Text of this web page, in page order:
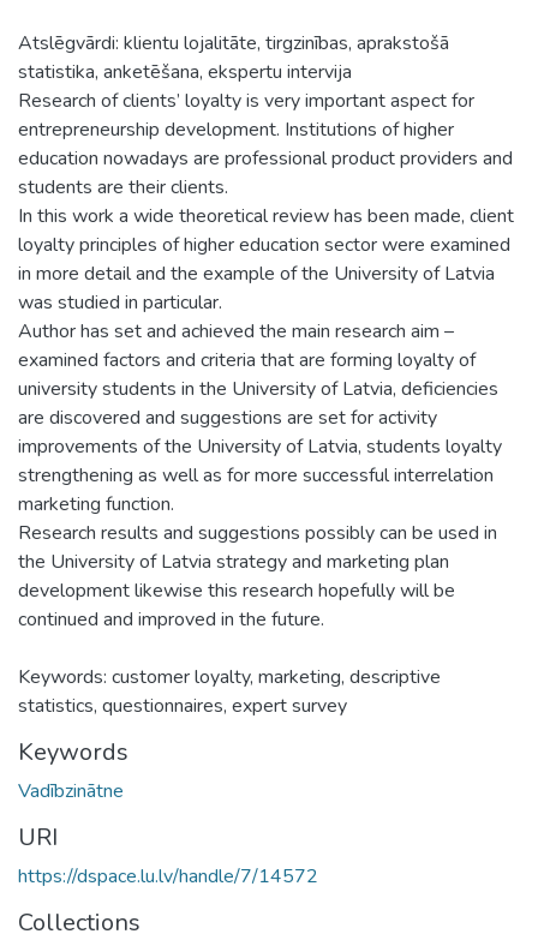
Atslēgvārdi: klientu lojalitāte, tirgzinības, aprakstošā
statistika, anketēšana, ekspertu intervija
Research of clients’ loyalty is very important aspect for
entrepreneurship development. Institutions of higher
education nowadays are professional product providers and
students are their clients.
In this work a wide theoretical review has been made, client
loyalty principles of higher education sector were examined
in more detail and the example of the University of Latvia
was studied in particular.
Author has set and achieved the main research aim –
examined factors and criteria that are forming loyalty of
university students in the University of Latvia, deficiencies
are discovered and suggestions are set for activity
improvements of the University of Latvia, students loyalty
strengthening as well as for more successful interrelation
marketing function.
Research results and suggestions possibly can be used in
the University of Latvia strategy and marketing plan
development likewise this research hopefully will be
continued and improved in the future.
Keywords: customer loyalty, marketing, descriptive
statistics, questionnaires, expert survey
Keywords
Vadībzinātne
URI
https://dspace.lu.lv/handle/7/14572
Collections